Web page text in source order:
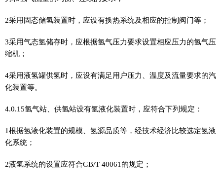
2采用固态储氢装置时，应设有换热系统及相应的控制阀门等；
3采用气态氢储存时，应根据氢气压力要求设置相应压力的氢气压
缩机；
4采用液氢罐供氢时，应设有满足用户压力、温度及流量要求的汽
化装置等。
4.0.15氢气站、供氢站设有氢液化装置时，应符合下列规定：
1根据氢液化装置的规模、氢源品质等，经技术经济比较选定氢液
化系统；
2液氢系统的设置应符合GB/T 40061的规定；